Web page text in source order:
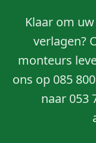
Klaar om
verlagen?
monteurs
ons op 085
naar 053